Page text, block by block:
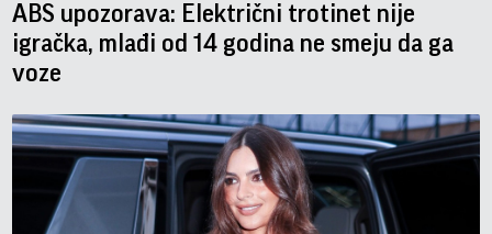
ABS upozorava: Električni trotinet nije
igračka, mlađi od 14 godina ne smeju da ga
voze